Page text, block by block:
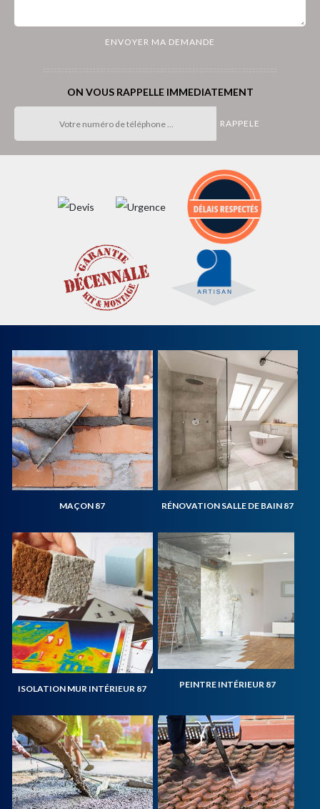
ON VOUS RAPPELLE IMMEDIATEMENT
MAÇON 87 RÉNOVATION SALLE DE BAIN 87
ISOLATION MUR INTÉRIEUR 87 PEINTRE INTÉRIEUR 87